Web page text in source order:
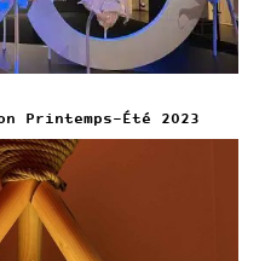
Printemps-Été 2023